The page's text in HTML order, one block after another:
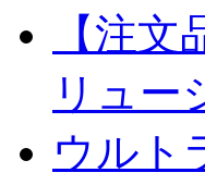
【注
リュー
ウルト